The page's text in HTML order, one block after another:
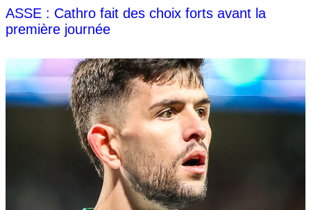
ASSE : Cathro fait des choix forts avant la
première journée